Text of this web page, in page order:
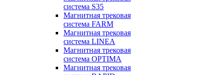
система S35
Магнитная трековая
система FARM
Магнитная трековая
система LINEA
Магнитная трековая
система OPTIMA
Магнитная трековая